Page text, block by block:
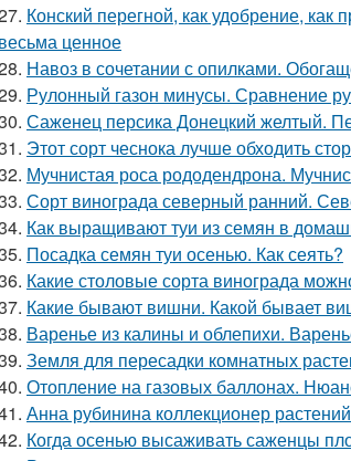
Конский перегной, как удобрение,
весьма ценное
Навоз в сочетании с опилками.
Рулонный газон минусы. Сравнение
Саженец персика Донецкий желтый.
Этот сорт чеснока лучше обходить
Мучнистая роса рододендрона.
Сорт винограда северный ранний.
Как выращивают туи из семян в
Посадка семян туи осенью. Как сеять?
Какие столовые сорта винограда
Какие бывают вишни. Какой бывает
Варенье из калины и облепихи.
Земля для пересадки комнатных
Отопление на газовых баллонах.
Анна рубинина коллекционер
Когда осенью высаживать саженцы